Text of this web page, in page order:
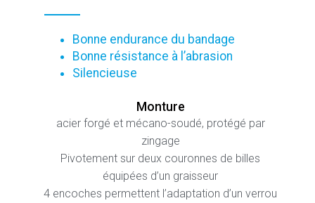
Bonne endurance du bandage
Bonne résistance à l’abrasion
Silencieuse
Monture
acier forgé et mécano-soudé, protégé par
zingage
Pivotement sur deux couronnes de billes
équipées d’un graisseur
4 encoches permettent l’adaptation d’un verrou